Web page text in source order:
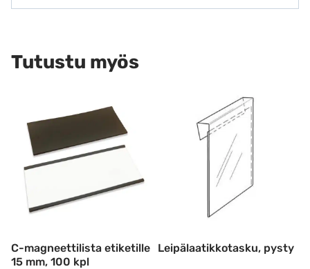
Tutustu myös
C-magneettilista etiketille
15 mm, 100 kpl
Leipälaatikkotasku, pysty